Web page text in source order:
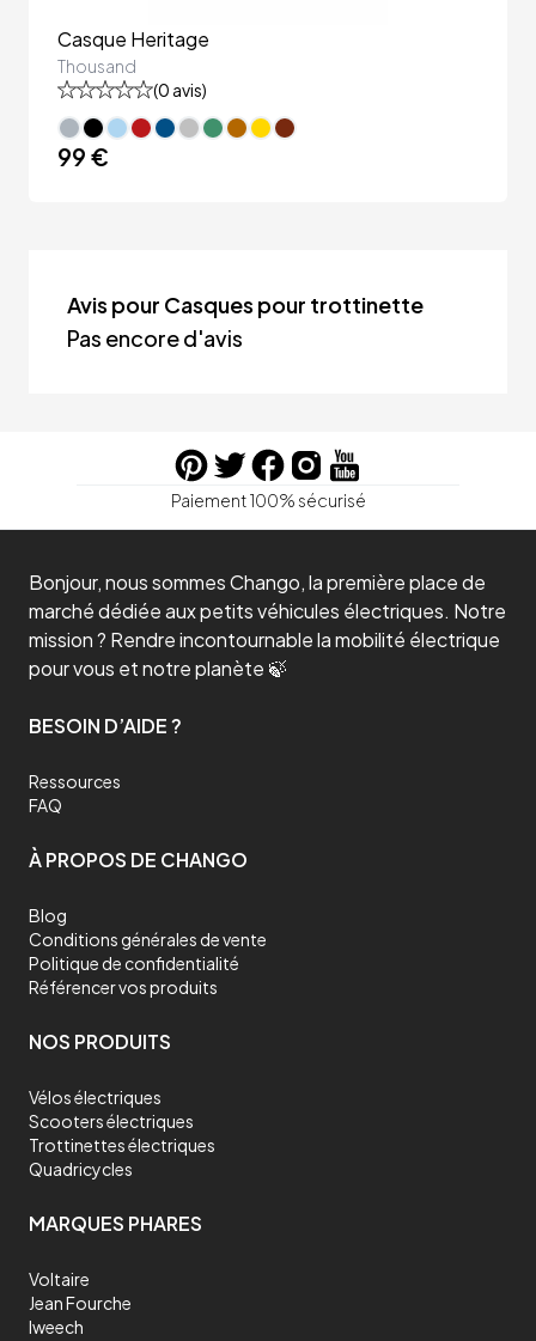
Casque Heritage
Thousand
(0 avis)
99 €
Avis pour Casques pour trottinette
Pas encore d'avis
Paiement 100% sécurisé
Bonjour, nous sommes Chango, la première place de
marché dédiée aux petits véhicules électriques. Notre
mission ? Rendre incontournable la mobilité électrique
pour vous et notre planète 🍃
BESOIN D’AIDE ?
Ressources
FAQ
À PROPOS DE CHANGO
Blog
Conditions générales de vente
Politique de confidentialité
Référencer vos produits
NOS PRODUITS
Vélos électriques
Scooters électriques
Trottinettes électriques
Quadricycles
MARQUES PHARES
Voltaire
Jean Fourche
Iweech